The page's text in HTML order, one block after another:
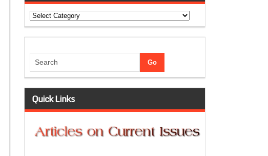
Categories
Quick Links